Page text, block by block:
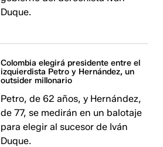
Duque.
Colombia elegirá presidente entre el
izquierdista Petro y Hernández, un
outsider millonario
Petro, de 62 años, y Hernández,
de 77, se medirán en un balotaje
para elegir al sucesor de Iván
Duque.